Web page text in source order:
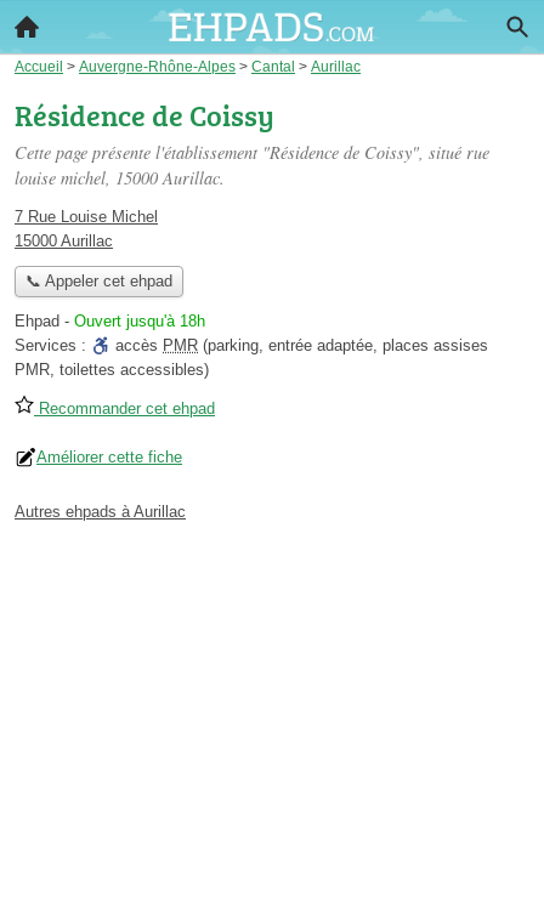
Accueil > Auvergne-Rhône-Alpes > Cantal > Aurillac
Résidence de Coissy
Cette page présente l'établissement "Résidence de Coissy", situé rue
louise michel, 15000 Aurillac.
7 Rue Louise Michel
15000 Aurillac
📞 Appeler cet ehpad
Ehpad - Ouvert jusqu'à 18h
Services :
accès PMR (parking, entrée adaptée, places assises
PMR, toilettes accessibles)
Recommander cet ehpad
Améliorer cette fiche
Autres ehpads à Aurillac